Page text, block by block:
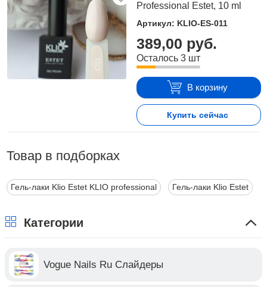
Professional Estet, 10 ml
Артикул: KLIO-ES-011
389,00 руб.
Осталось 3 шт
В корзину
Купить сейчас
Товар в подборках
Гель-лаки Klio Estet KLIO professional Гель-лаки Klio Estet
Категории
Vogue Nails Ru Слайдеры